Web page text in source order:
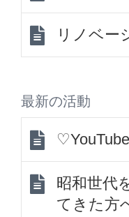
リノベー
最新の活動
昭和世代
てきた方